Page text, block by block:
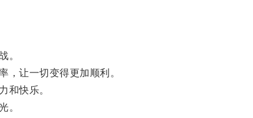
。
让一切变得更加顺利。
和快乐。
。